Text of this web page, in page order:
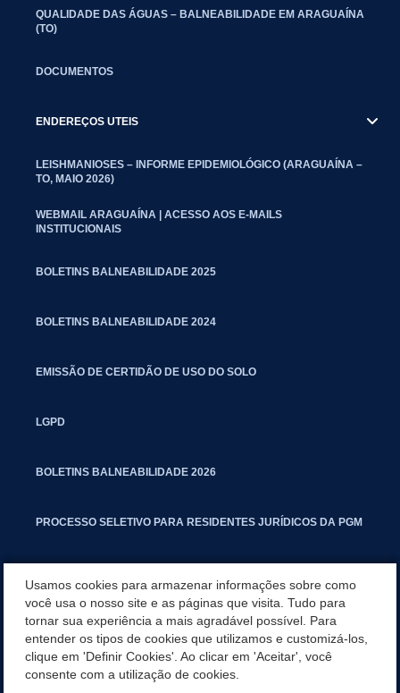
QUALIDADE DAS ÁGUAS – BALNEABILIDADE EM ARAGUAÍNA
(TO)
DOCUMENTOS
ENDEREÇOS UTEIS
LEISHMANIOSES – INFORME EPIDEMIOLÓGICO (ARAGUAÍNA –
TO, MAIO 2026)
WEBMAIL ARAGUAÍNA | ACESSO AOS E-MAILS
INSTITUCIONAIS
BOLETINS BALNEABILIDADE 2025
BOLETINS BALNEABILIDADE 2024
EMISSÃO DE CERTIDÃO DE USO DO SOLO
LGPD
BOLETINS BALNEABILIDADE 2026
PROCESSO SELETIVO PARA RESIDENTES JURÍDICOS DA PGM
MANUAL DE PROCEDIMENTOS IMOBILIÁRIOS SEINFRA
TURMINHA DO LAGO
Usamos cookies para armazenar informações sobre como
você usa o nosso site e as páginas que visita. Tudo para
tornar sua experiência a mais agradável possível. Para
entender os tipos de cookies que utilizamos e customizá-los,
clique em 'Definir Cookies'. Ao clicar em 'Aceitar', você
consente com a utilização de cookies.